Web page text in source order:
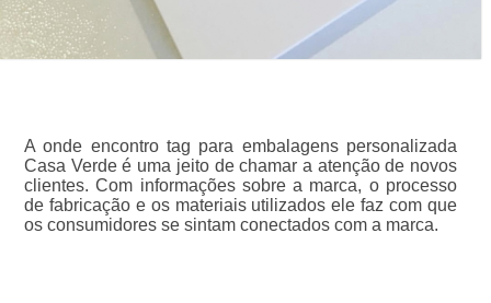
A onde encontro tag para embalagens personalizada
Casa Verde é uma jeito de chamar a atenção de novos
clientes. Com informações sobre a marca, o processo
de fabricação e os materiais utilizados ele faz com que
os consumidores se sintam conectados com a marca.